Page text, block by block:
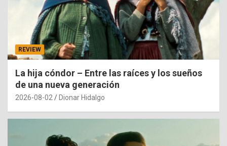
REVIEW
La hija cóndor – Entre las raíces y los sueños
de una nueva generación
2026-08-02 Dionar Hidalgo